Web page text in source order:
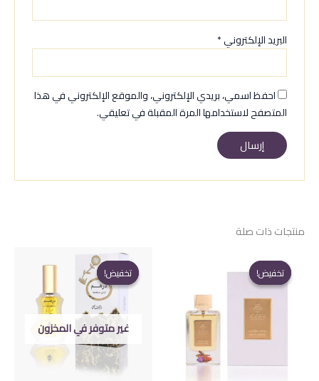
البريد الإلكتروني*
احفظ اسمي، بريدي الإلكتروني، والموقع الإلكتروني في هذا
المتصفح لاستخدامها المرة المقبلة في تعليقي.
منتجات ذات صلة
تخفيض!
تخفيض! تخفيض!
غير متوفر في المخزون
تخفيض!